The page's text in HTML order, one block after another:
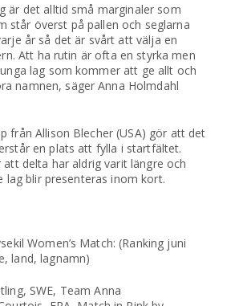
är det alltid små marginaler som
står överst på pallen och seglarna
år så det är svårt att välja en
Att ha rutin är ofta en styrka men
lag som kommer att ge allt och
namnen, säger Anna Holmdahl
från Allison Blecher (USA) gör att det
en plats att fylla i startfältet.
delta har aldrig varit längre och
lag blir presenteras inom kort.
Women’s Match: (Ranking juni
land, lagnamn)
SWE, Team Anna